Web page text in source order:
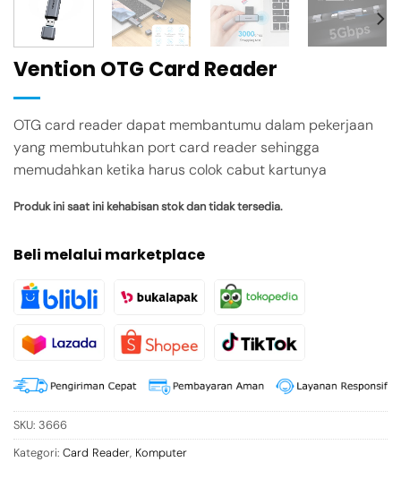
Vention OTG Card Reader
OTG card reader dapat membantumu dalam pekerjaan
yang membutuhkan port card reader sehingga
memudahkan ketika harus colok cabut kartunya
Produk ini saat ini kehabisan stok dan tidak tersedia.
Beli melalui marketplace
SKU: 3666
Kategori: Card Reader, Komputer